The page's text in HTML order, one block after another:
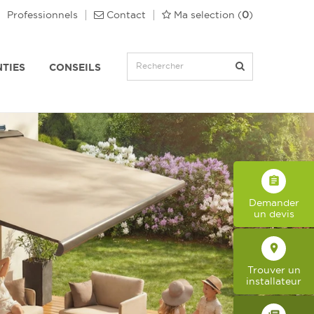
CONSEILS
Professionnels Contact Ma selection (0)
assignment
Demander
un devis
place
Trouver un
installateur